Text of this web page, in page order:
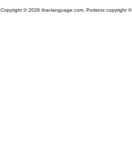
Copyright © 2026 thai-language.com. Portions copyright